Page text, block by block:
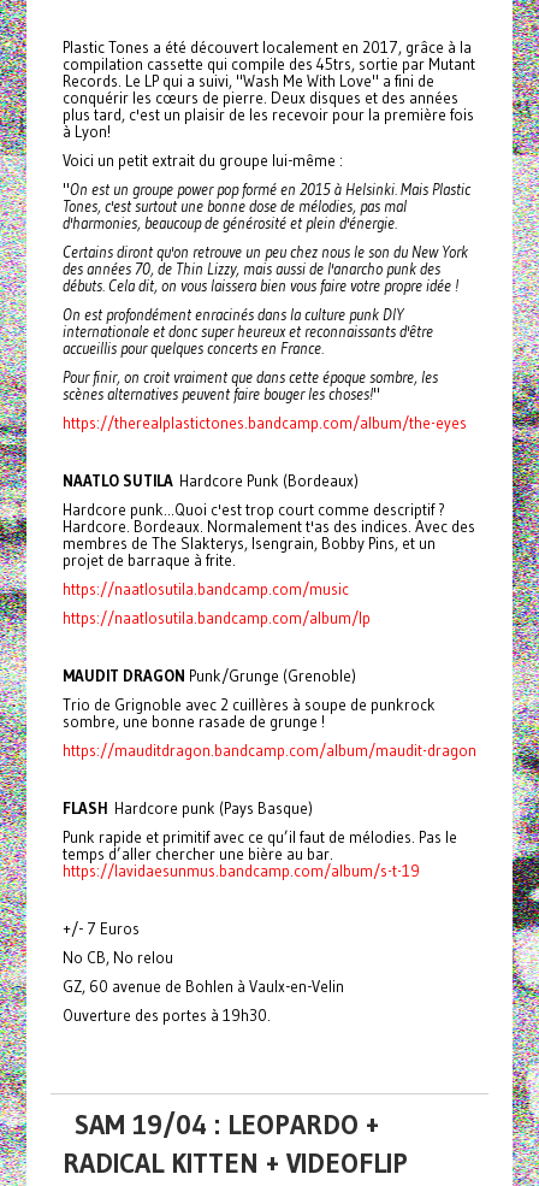
Plastic Tones a été découvert localement en 2017, grâce à la
compilation cassette qui compile des 45trs, sortie par Mutant
Records. Le LP qui a suivi, "Wash Me With Love" a fini de
conquérir les cœurs de pierre. Deux disques et des années
plus tard, c'est un plaisir de les recevoir pour la première fois
à Lyon!
Voici un petit extrait du groupe lui-même :
"On est un groupe power pop formé en 2015 à Helsinki. Mais Plastic
Tones, c'est surtout une bonne dose de mélodies, pas mal
d'harmonies, beaucoup de générosité et plein d'énergie.
Certains diront qu'on retrouve un peu chez nous le son du New York
des années 70, de Thin Lizzy, mais aussi de l'anarcho punk des
débuts. Cela dit, on vous laissera bien vous faire votre propre idée !
On est profondément enracinés dans la culture punk DIY
internationale et donc super heureux et reconnaissants d'être
accueillis pour quelques concerts en France.
Pour finir, on croit vraiment que dans cette époque sombre, les
scènes alternatives peuvent faire bouger les choses!"
https://therealplastictones.bandcamp.com/album/the-eyes
NAATLO SUTILAHardcore Punk (Bordeaux)
Hardcore punk...Quoi c'est trop court comme descriptif ?
Hardcore. Bordeaux. Normalement t'as des indices. Avec des
membres de The Slakterys, Isengrain, Bobby Pins, et un
projet de barraque à frite.
https://naatlosutila.bandcamp.com/music
https://naatlosutila.bandcamp.com/album/lp
MAUDIT DRAGON Punk/Grunge (Grenoble)
Trio de Grignoble avec 2 cuillères à soupe de punkrock
sombre, une bonne rasade de grunge !
https://mauditdragon.bandcamp.com/album/maudit-dragon
FLASH Hardcore punk (Pays Basque)
Punk rapide et primitif avec ce qu’il faut de mélodies. Pas le
temps d’aller chercher une bière au bar.
https://lavidaesunmus.bandcamp.com/album/s-t-19
+/- 7 Euros
No CB, No relou
GZ, 60 avenue de Bohlen à Vaulx-en-Velin
Ouverture des portes à 19h30.
SAM 19/04 : LEOPARDO +
RADICAL KITTEN + VIDEOFLIP